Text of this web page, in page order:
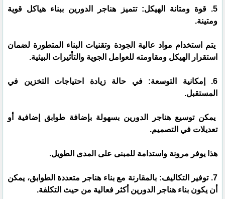
5. قوة ومتانة الهيكل: تتميز هناجر الدورين ببناء هياكل قوية
ومتينة.
يتم استخدام مواد عالية الجودة وتقنيات البناء المتطورة لضمان
استقرار الهيكل ومقاومته للعوامل الجوية والتأثيرات البيئية.
6. إمكانية التوسعة: في حالة زيادة احتياجات التخزين في
المستقبل.
يمكن توسيع هناجر الدورين بسهولة بإضافة طوابق إضافية أو
تعديلات في التصميم.
هذا يوفر مرونة واستدامة للمبنى على المدى الطويل.
7. توفير التكاليف: بالمقارنة مع بناء هناجر متعددة الطوابق، يمكن
أن يكون بناء هناجر الدورين أكثر فعالية من حيث التكلفة.